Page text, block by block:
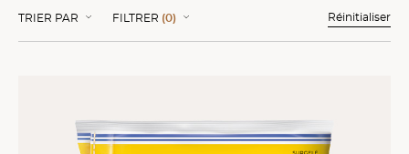
TRIER PAR FILTRER (0) Réinitialiser